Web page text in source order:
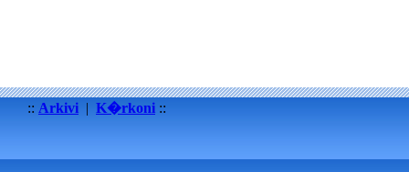
:: Arkivi | K�rkoni ::